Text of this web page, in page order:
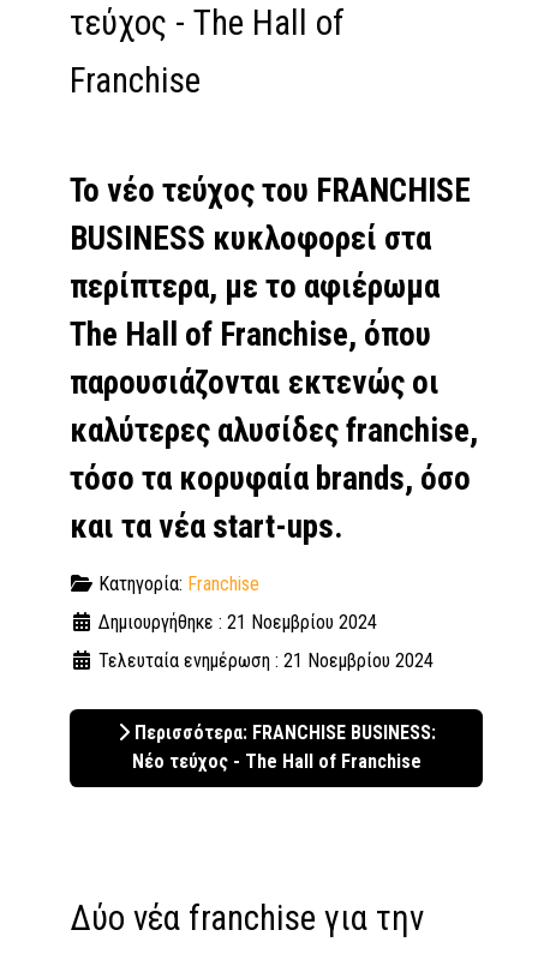
τεύχος - The Hall of
Franchise
Το νέο τεύχος του FRANCHISE
BUSINESS κυκλοφορεί στα
περίπτερα, με το αφιέρωμα
The Hall of Franchise, όπου
παρουσιάζονται εκτενώς οι
καλύτερες αλυσίδες franchise,
τόσο τα κορυφαία brands, όσο
και τα νέα start-ups.
Κατηγορία: Franchise
Δημιουργήθηκε : 21 Νοεμβρίου 2024
Τελευταία ενημέρωση : 21 Νοεμβρίου 2024
Περισσότερα: FRANCHISE BUSINESS:
Νέο τεύχος - The Hall of Franchise
Δύο νέα franchise για την